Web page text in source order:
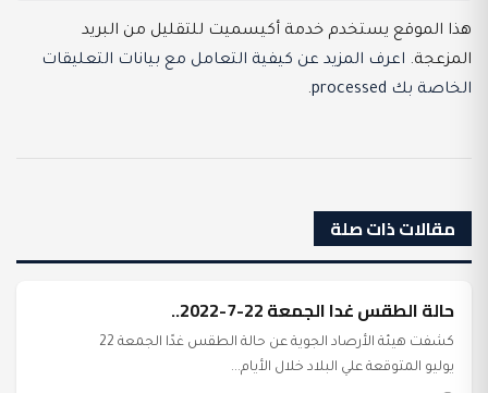
هذا الموقع يستخدم خدمة أكيسميت للتقليل من البريد
المزعجة. اعرف المزيد عن كيفية التعامل مع بيانات التعليقات
الخاصة بك processed
.
مقالات ذات صلة
عرب وعالم
حالة الطقس غدا الجمعة 22-7-2022..
كشفت هيئة الأرصاد الجوية عن حالة الطقس غدًا الجمعة 22
يوليو المتوقعة علي البلاد خلال الأيام...